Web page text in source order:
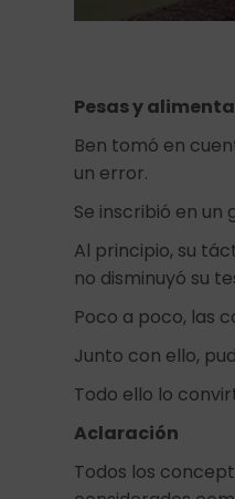
Pesas y
Ben tomó en
un error.
Se inscribió en
Al principio, su
no disminuyó su
Poco a poco, las
Junto con ello,
Todo ello lo
Aclaración
Todos los